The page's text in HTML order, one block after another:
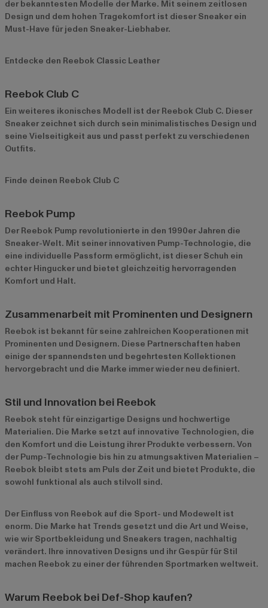
der bekanntesten Modelle der Marke. Mit seinem zeitlosen
Design und dem hohen Tragekomfort ist dieser Sneaker ein
Must-Have für jeden Sneaker-Liebhaber.
Entdecke den Reebok Classic Leather
Reebok Club C
Ein weiteres ikonisches Modell ist der Reebok Club C. Dieser
Sneaker zeichnet sich durch sein minimalistisches Design und
seine Vielseitigkeit aus und passt perfekt zu verschiedenen
Outfits.
Finde deinen Reebok Club C
Reebok Pump
Der Reebok Pump revolutionierte in den 1990er Jahren die
Sneaker-Welt. Mit seiner innovativen Pump-Technologie, die
eine individuelle Passform ermöglicht, ist dieser Schuh ein
echter Hingucker und bietet gleichzeitig hervorragenden
Komfort und Halt.
Zusammenarbeit mit Prominenten und Designern
Reebok ist bekannt für seine zahlreichen Kooperationen mit
Prominenten und Designern. Diese Partnerschaften haben
einige der spannendsten und begehrtesten Kollektionen
hervorgebracht und die Marke immer wieder neu definiert.
Stil und Innovation bei Reebok
Reebok steht für einzigartige Designs und hochwertige
Materialien. Die Marke setzt auf innovative Technologien, die
den Komfort und die Leistung ihrer Produkte verbessern. Von
der Pump-Technologie bis hin zu atmungsaktiven Materialien –
Reebok bleibt stets am Puls der Zeit und bietet Produkte, die
sowohl funktional als auch stilvoll sind.
Der Einfluss von Reebok auf die Sport- und Modewelt ist
enorm. Die Marke hat Trends gesetzt und die Art und Weise,
wie wir Sportbekleidung und Sneakers tragen, nachhaltig
verändert. Ihre innovativen Designs und ihr Gespür für Stil
machen Reebok zu einer der führenden Sportmarken weltweit.
Warum Reebok bei Def-Shop kaufen?